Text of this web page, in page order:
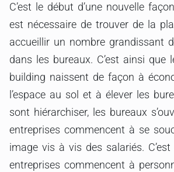
C’est le début d’une nouvelle
est nécessaire de trouver de la
accueillir un nombre grandissant
dans les bureaux. C’est ainsi que
building naissent de façon à
l’espace au sol et à élever les
sont hiérarchiser, les bureaux
entreprises commencent à se
image vis à vis des salariés.
entreprises commencent à